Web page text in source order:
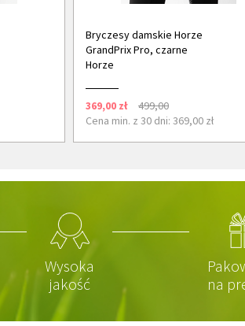
Bryczesy damskie Horze
GrandPrix Pro, czarne
Horze
369,00 zł
499,00
Cena min. z 30 dni: 369,00 zł
Wysoka
jakość
na